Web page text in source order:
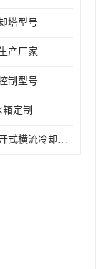
塔型号
产厂家
制型号
定制
呼和浩特全钢开式横流冷却塔型号